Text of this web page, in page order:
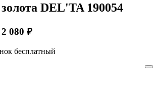
DEL'TA 190054
2 080 ₽
бесплатный